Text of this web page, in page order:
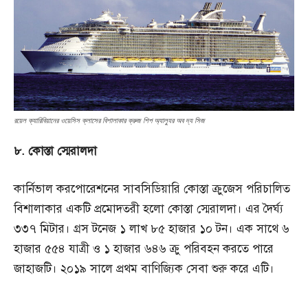
রয়েল ক্যারিবিয়ানের ওয়েসিস ক্লাসের বিশালাকার ক্রুজ শিপ অ্যাল্যুর অব দ্য সিজ
৮. কোস্তা স্মেরালদা
কার্নিভাল করপোরেশনের সাবসিডিয়ারি কোস্তা ক্রুজেস পরিচালিত
বিশালাকার একটি প্রমোদতরী হলো কোস্তা স্মেরালদা। এর দৈর্ঘ্য
৩৩৭ মিটার। গ্রস টনেজ ১ লাখ ৮৫ হাজার ১০ টন। এক সাথে ৬
হাজার ৫৫৪ যাত্রী ও ১ হাজার ৬৪৬ ক্রু পরিবহন করতে পারে
জাহাজটি। ২০১৯ সালে প্রথম বাণিজ্যিক সেবা শুরু করে এটি।